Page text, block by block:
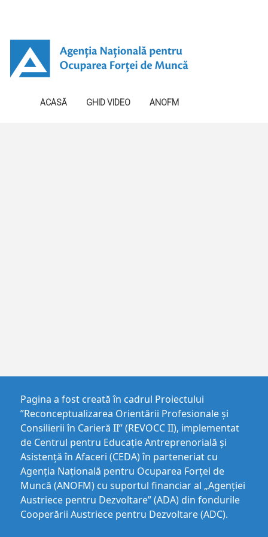
ACASĂ GHID VIDEO ANOFM
Pagina a fost creată în cadrul Proiectului
”Reconceptualizarea Orientării Profesionale și
Consilierii în Carieră II” (REVOCC II), implementat
de Centrul pentru Educaţie Antreprenorială şi
Asistenţă în Afaceri (CEDA) în parteneriat cu
Agenția Națională pentru Ocuparea Forței de
Muncă (ANOFM) cu suportul financiar al „Agenției
Austriece pentru Dezvoltare” (ADA) din fondurile
Cooperării Austriece pentru Dezvoltare (ADC).